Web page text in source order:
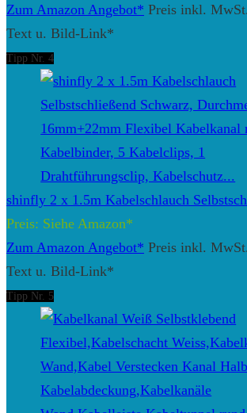
Zum Amazon Angebot* Preis inkl.
Text u. Bild-Link*
Tipp Nr. 4
shinfly 2 x 1.5m Kabelschlauch
Preis: Siehe Amazon*
Zum Amazon Angebot* Preis inkl.
Text u. Bild-Link*
Tipp Nr. 5